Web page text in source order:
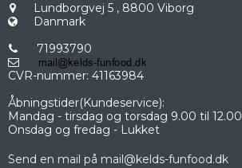
Lundborgvej 5 , 8800 Viborg
Danmark
71993790
CVR-nummer: 41163984
Åbningstider(Kundeservice):
Mandag - tirsdag og torsdag 9.00 til 12.00
Onsdag og fredag - Lukket
Send en mail på mail@kelds-funfood.dk